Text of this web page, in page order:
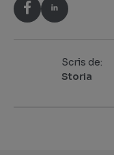
Scris de:
Storia